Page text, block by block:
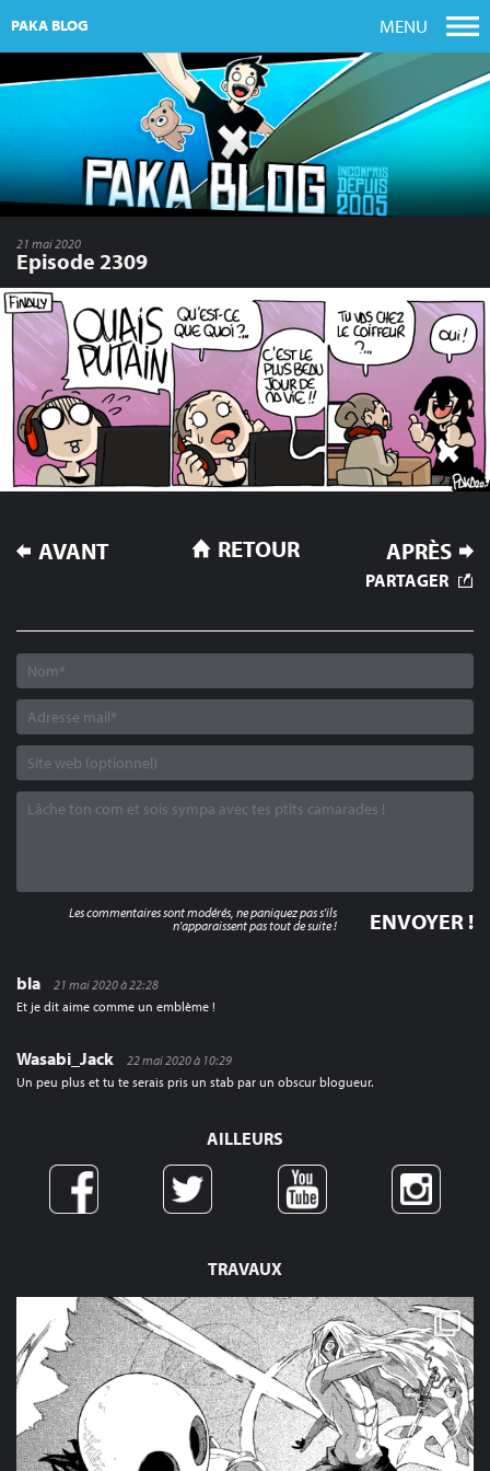
PAKA BLOG MENU
TRAVAUX
21 mai 2020
Episode 2309
NAVIGATION
DE
AVANT APRÈS
RETOUR
PARTAGER
bla
21 mai 2020 à 22:28
Et je dit aime comme un emblème !
Wasabi_Jack
22 mai 2020 à 10:29
Un peu plus et tu te serais pris un stab par un obscur blogueur.
Les commentaires sont modérés, ne paniquez pas s'ils
n'apparaissent pas tout de suite !
AILLEURS